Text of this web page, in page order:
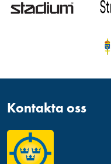
Kontakta oss